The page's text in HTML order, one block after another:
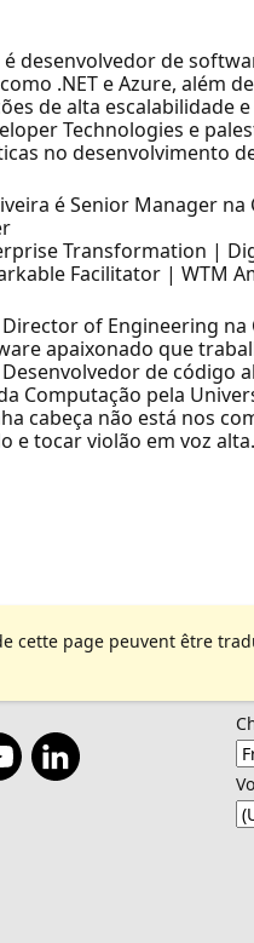
desenvolvedor de
.NET e Azure, além
de alta escalabilidade
Technologies e
no desenvolvimento
é Senior Manager na
Transformation |
Facilitator | WTM
of Engineering na
apaixonado que
de código
Computação pela
cabeça não está nos
e tocar violão em voz alta.
cette page peuvent être